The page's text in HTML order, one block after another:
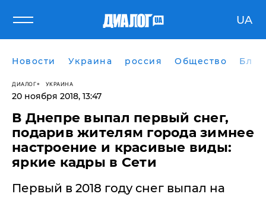
UA
Новости Украина россия Общество
ДИАЛОГ УКРАИНА
20 ноября 2018, 13:47
В Днепре выпал первый снег,
подарив жителям города зимнее
настроение и красивые виды:
яркие кадры в Сети
Первый в 2018 году снег выпал на